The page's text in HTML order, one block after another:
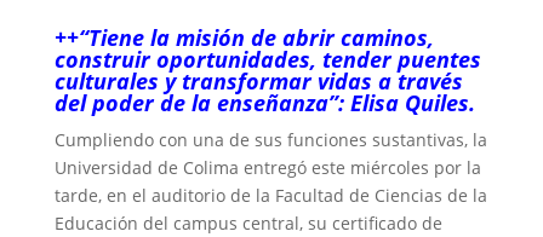
++“Tiene la misión de abrir caminos,
construir oportunidades, tender puentes
culturales y transformar vidas a través
del poder de la enseñanza”: Elisa Quiles.
Cumpliendo con una de sus funciones sustantivas, la
Universidad de Colima entregó este miércoles por la
tarde, en el auditorio de la Facultad de Ciencias de la
Educación del campus central, su certificado de